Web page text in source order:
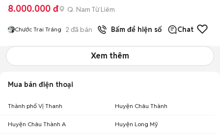
8.000.000 đ Q. Nam Từ Liêm
Chước Trai Tráng 2 đã bán Bấm để hiện số Chat
Xem thêm
Mua bán điện thoại
Thành phố Vị Thanh Huyện Châu Thành
Huyện Châu Thành A Huyện Long Mỹ